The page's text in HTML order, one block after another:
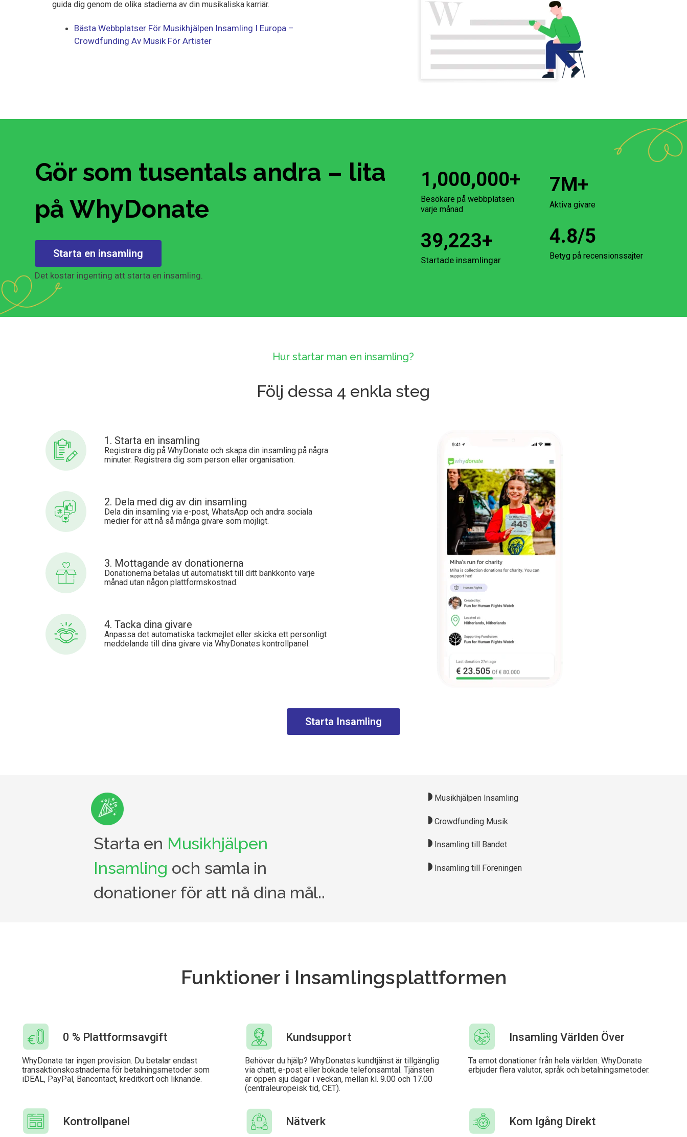
guida dig genom de olika stadierna av din musikaliska karriär.
Bästa Webbplatser För Musikhjälpen Insamling I Europa –
Crowdfunding Av Musik För Artister
Gör som tusentals andra – lita
på WhyDonate
Starta en insamling
Det kostar ingenting att starta en insamling.
1,000,000+
Besökare på webbplatsen
varje månad
39,223+
Startade insamlingar
7 M+
Aktiva givare
4.8/5
Betyg på recensionssajter
Hur startar man en insamling?
Följ dessa 4 enkla steg
1. Starta en insamling
Registrera dig på WhyDonate och skapa din insamling på några
minuter. Registrera dig som person eller organisation.
2. Dela med dig av din insamling
Dela din insamling via e-post, WhatsApp och andra sociala
medier för att nå så många givare som möjligt.
3. Mottagande av donationerna
Donationerna betalas ut automatiskt till ditt bankkonto varje
månad utan någon plattformskostnad.
4. Tacka dina givare
Anpassa det automatiska tackmejlet eller skicka ett personligt
meddelande till dina givare via WhyDonates kontrollpanel.
Starta Insamling
Starta en Musikhjälpen
Insamling och samla in
donationer för att nå dina mål..
Musikhjälpen Insamling
Crowdfunding Musik
Insamling till Bandet
Insamling till Föreningen
Funktioner i Insamlingsplattformen
0 % Plattformsavgift
WhyDonate tar ingen provision. Du betalar endast
transaktionskostnaderna för betalningsmetoder som
iDEAL, PayPal, Bancontact, kreditkort och liknande.
Kundsupport
Behöver du hjälp? WhyDonates kundtjänst är tillgänglig
via chatt, e-post eller bokade telefonsamtal. Tjänsten
är öppen sju dagar i veckan, mellan kl. 9.00 och 17.00
(centraleuropeisk tid, CET).
Insamling Världen Över
Ta emot donationer från hela världen. WhyDonate
erbjuder flera valutor, språk och betalningsmetoder.
Kontrollpanel Nätverk Kom Igång Direkt